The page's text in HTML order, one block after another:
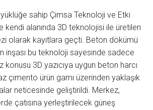
sahip Çimsa Teknoloji ve Etki
kendi alanında 3D teknolojisi ile üretilen
olarak kayıtlara geçti. Beton dökümü
inşası bu teknoloji sayesinde sadece
3D yazıcıya uygun beton harcı
çimento ürün gamı üzerinden yaklaşık
neticesinde geliştirildi. Merkez,
çatısına yerleştirilecek güneş